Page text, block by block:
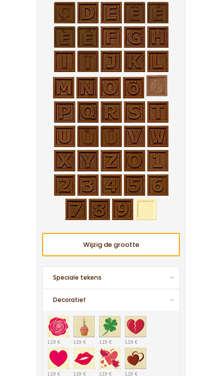
Wijzig de grootte
Speciale tekens
Decoratief
1.19 € 1.19 € 1.19 € 1.19 €
1.19 € 1.19 € 1.19 € 1.19 €